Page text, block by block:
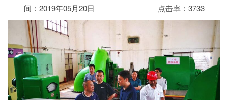
间：2019年05月20日 点击率：3733